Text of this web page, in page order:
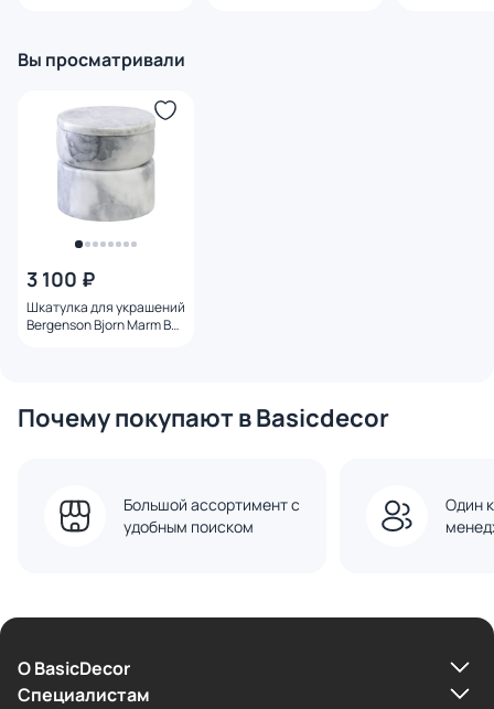
Вы просматривали
3 100 ₽
Шкатулка для украшений
Bergenson Bjorn Marm BD-
Почему покупают в Basicdecor
Большой ассортимент с
удобным поиском
Один
О BasicDecor
Cпециалистам